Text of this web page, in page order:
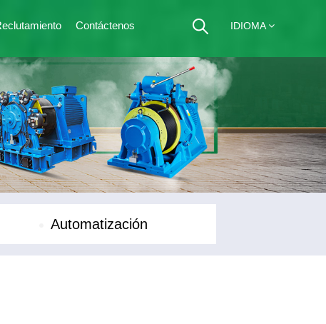
IDIOMA
Contáctenos
Automatización